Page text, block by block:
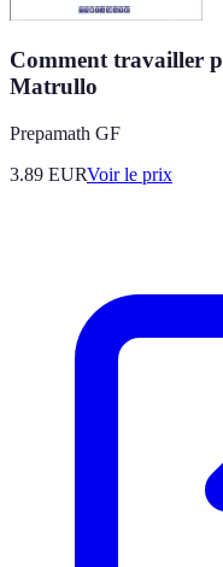
Comment travailler
Matrullo
Prepamath GF
3.89 EURVoir le prix